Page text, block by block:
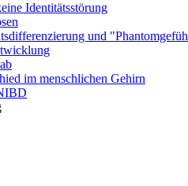
Identitätsstörung
und
im menschlichen Gehirn